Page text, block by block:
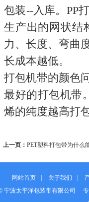
包装--入库。PP
生产出的网状结
力、长度、弯曲
长成本越低。
打包机带的颜色
最好的打包机带
烯的纯度越高打
上一页： PET塑料打包带为什么
网站首页 关于我们
宁波太平洋包装带有限公司 专